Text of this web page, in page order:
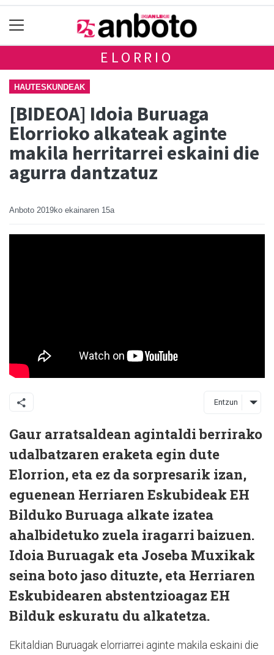
ELORRIO
HAUTESKUNDEAK
[BIDEOA] Idoia Buruaga
Elorrioko alkateak aginte
makila herritarrei eskaini die
agurra dantzatuz
Anboto 2019ko ekainaren 15a
Entzun
Gaur arratsaldean agintaldi berrirako
udalbatzaren eraketa egin dute
Elorrion, eta ez da sorpresarik izan,
eguenean Herriaren Eskubideak EH
Bilduko Buruaga alkate izatea
ahalbidetuko zuela iragarri baizuen.
Idoia Buruagak eta Joseba Muxikak
seina boto jaso dituzte, eta Herriaren
Eskubidearen abstentzioagaz EH
Bilduk eskuratu du alkatetza.
Ekitaldian Buruagak elorriarrei aginte makila eskaini die